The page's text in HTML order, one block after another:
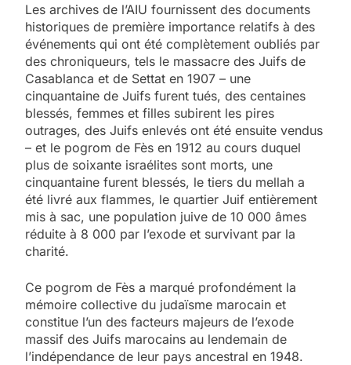
Les archives de l’AIU fournissent des documents
historiques de première importance relatifs à des
événements qui ont été complètement oubliés par
des chroniqueurs, tels le massacre des Juifs de
Casablanca et de Settat en 1907 – une
cinquantaine de Juifs furent tués, des centaines
blessés, femmes et filles subirent les pires
outrages, des Juifs enlevés ont été ensuite vendus
– et le pogrom de Fès en 1912 au cours duquel
plus de soixante israélites sont morts, une
cinquantaine furent blessés, le tiers du mellah a
été livré aux flammes, le quartier Juif entièrement
mis à sac, une population juive de 10 000 âmes
réduite à 8 000 par l’exode et survivant par la
charité.
Ce pogrom de Fès a marqué profondément la
mémoire collective du judaïsme marocain et
constitue l’un des facteurs majeurs de l’exode
massif des Juifs marocains au lendemain de
l’indépendance de leur pays ancestral en 1948.